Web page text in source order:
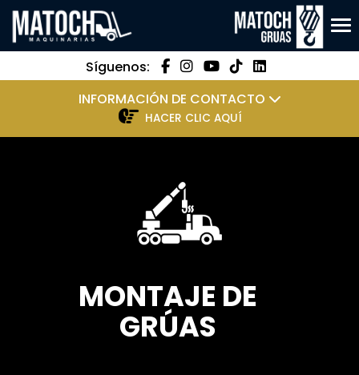
Síguenos:
INFORMACIÓN DE CONTACTO
HACER CLIC AQUÍ
MONTAJE DE
GRÚAS